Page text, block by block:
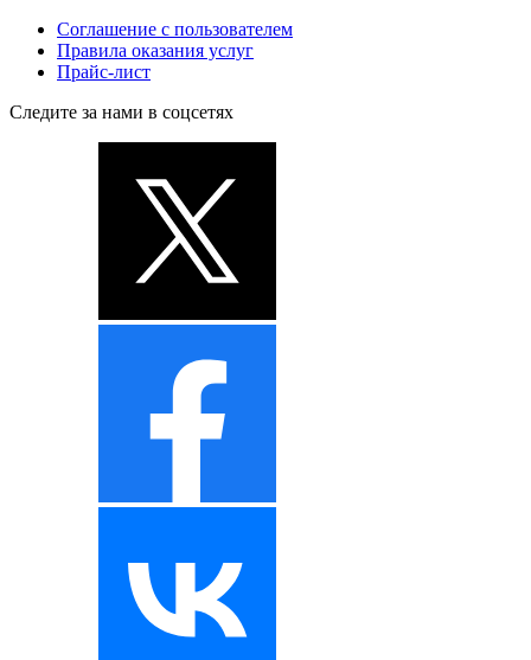
Соглашение с пользователем
Правила оказания услуг
Прайс-лист
Следите за нами в соцсетях